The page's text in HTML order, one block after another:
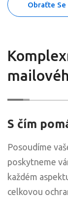
Obraťte Se
S čím
Posoudíme
poskytneme
každém
celkovou